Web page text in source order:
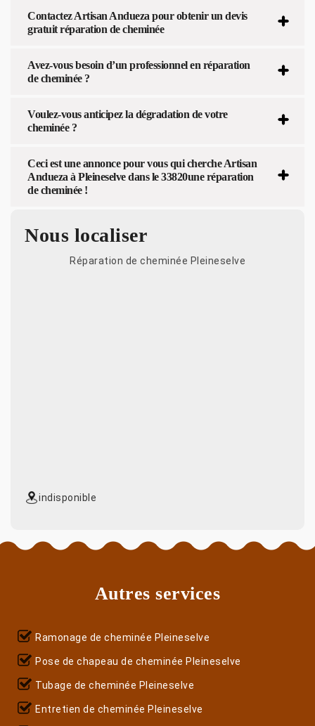
Contactez Artisan Andueza pour obtenir un devis
gratuit réparation de cheminée
Avez-vous besoin d’un professionnel en réparation
de cheminée ?
Voulez-vous anticipez la dégradation de votre
cheminée ?
Ceci est une annonce pour vous qui cherche Artisan
Andueza à Pleineselve dans le 33820une réparation
de cheminée !
Nous localiser
Réparation de cheminée Pleineselve
indisponible
Autres services
Ramonage de cheminée Pleineselve
Pose de chapeau de cheminée Pleineselve
Tubage de cheminée Pleineselve
Entretien de cheminée Pleineselve